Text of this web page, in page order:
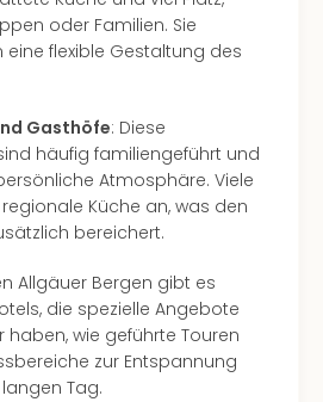
oder Familien. Sie
flexible Gestaltung des
Gasthöfe: Diese
häufig familiengeführt und
Atmosphäre. Viele
Küche an, was den
bereichert.
Allgäuer Bergen gibt es
die spezielle Angebote
haben, wie geführte Touren
zur Entspannung
Tag.